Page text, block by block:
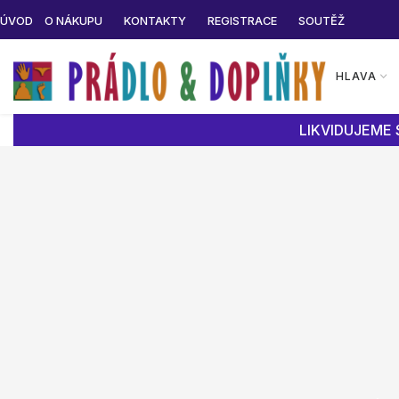
ÚVOD O NÁKUPU KONTAKTY REGISTRACE SOUTĚŽ
HLAVA
LIKVIDUJEME